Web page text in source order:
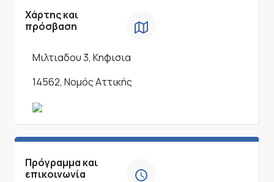
Χάρτης και
πρόσβαση
Μιλτιαδου 3, Κηφισια
14562, Νομός Αττικής
Πρόγραμμα και
επικοινωνία